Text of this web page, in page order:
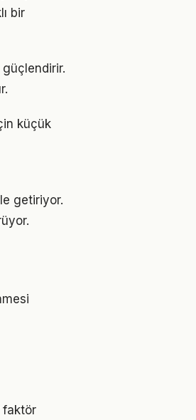
bir
küçük
getiriyor.
faktör